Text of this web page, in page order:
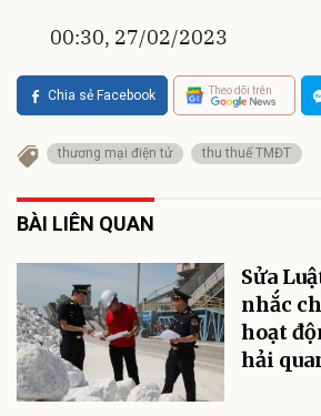
00:30, 27/02/2023
Chia sẻ Facebook Theo dõi trên
thương mại điện tử thu thuế TMĐT
BÀI LIÊN QUAN
Sửa
nhắc
hoạt
hải